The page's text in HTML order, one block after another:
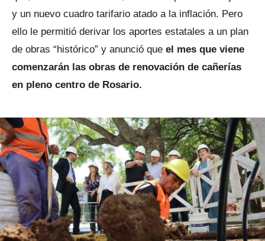
y un nuevo cuadro tarifario atado a la inflación. Pero
ello le permitió derivar los aportes estatales a un plan
de obras “histórico” y anunció que el mes que viene
comenzarán las obras de renovación de cañerías
en pleno centro de Rosario.